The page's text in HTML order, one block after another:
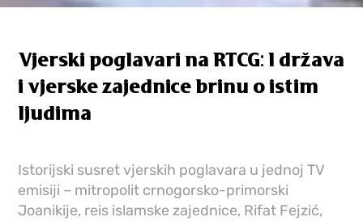
Vjerski poglavari na RTCG: I država
i vjerske zajednice brinu o istim
ljudima
Istorijski susret vjerskih poglavara u jednoj TV
emisiji – mitropolit crnogorsko-primorski
Joanikije, reis islamske zajednice, Rifat Fejzić,